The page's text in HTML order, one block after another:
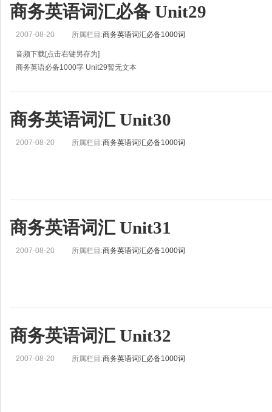
商务英语词汇必备 Unit29
2007-08-20 所属栏目:商务英语词汇必备1000词
音频下载[点击右键另存为]
商务英语必备1000字 Unit29暂无文本
商务英语词汇 Unit30
2007-08-20 所属栏目:商务英语词汇必备1000词
商务英语词汇 Unit31
2007-08-20 所属栏目:商务英语词汇必备1000词
商务英语词汇 Unit32
2007-08-20 所属栏目:商务英语词汇必备1000词